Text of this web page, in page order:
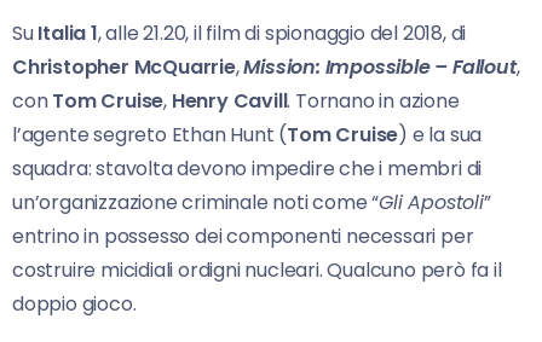
SuItalia 1, alle 21.20, il film di spionaggio del 2018, di
Christopher McQuarrie,Mission: Impossible – Fallout,
conTom Cruise, Henry Cavill. Tornano in azione
l’agente segreto Ethan Hunt (Tom Cruise) e la sua
squadra: stavolta devono impedire che i membri di
un’organizzazione criminale noti come “Gli Apostoli”
entrino in possesso dei componenti necessari per
costruire micidiali ordigni nucleari. Qualcuno però fa il
doppio gioco.